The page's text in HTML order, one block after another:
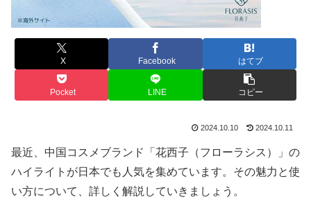
X Facebook はてブ
Pocket LINE コピー
2024.10.10 2024.10.11
最近、中国コスメブランド「花西子（フローラシス）」の
ハイライトが日本でも人気を集めています。その魅力と使
い方について、詳しく解説していきましょう。